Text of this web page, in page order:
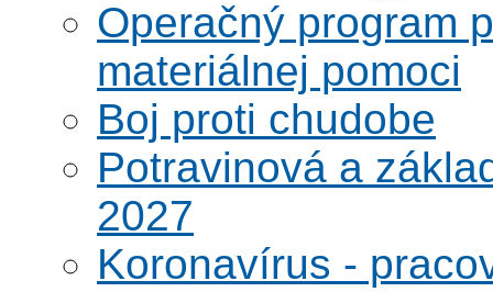
Operačný program
materiálnej pomoci
Boj proti chudobe
Potravinová a
2027
Koronavírus -